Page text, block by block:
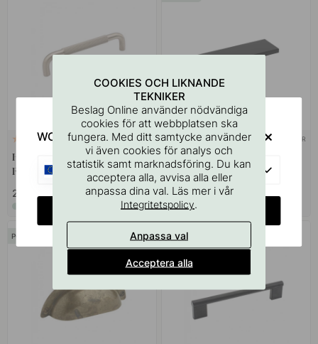
+ LÄNGDER
Handtag Helix - Rostfritt Stål
Finish
259 kr
38 + LÄNGDER
Handtag Slim 4025 - Svart
75 kr
I lager
POPULAR
COOKIES OCH LIKNANDE
TEKNIKER
Beslag Online använder nödvändiga
cookies för att webbplatsen ska
fungera. Med ditt samtycke använder
vi även cookies för analys och
statistik samt marknadsföring. Du kan
acceptera alla, avvisa alla eller
anpassa dina val. Läs mer i vår
Integritetspolicy.
Anpassa val
Acceptera alla
WOULD YOU RATHER VISIT?
EU
CHANGE COUNTRY